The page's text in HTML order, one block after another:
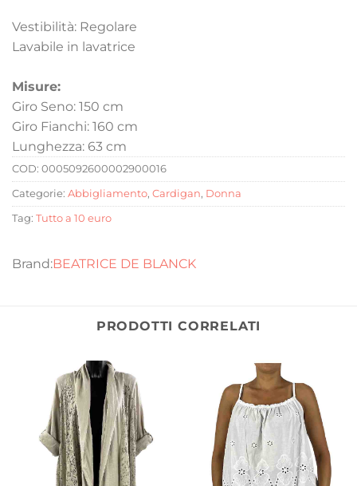
Vestibilità: Regolare
Lavabile in lavatrice
Misure:
Giro Seno: 150 cm
Giro Fianchi: 160 cm
Lunghezza: 63 cm
COD: 0005092600002900016
Categorie: Abbigliamento, Cardigan, Donna
Tag: Tutto a 10 euro
BEATRICE DE BLANCK
PRODOTTI CORRELATI